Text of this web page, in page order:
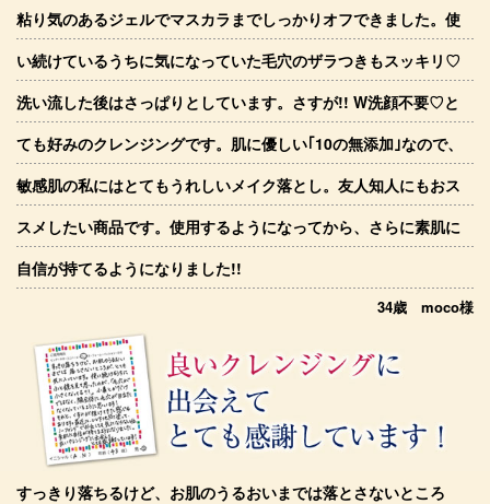
粘り気のあるジェルでマスカラまでしっかりオフできました。使
い続けているうちに気になっていた毛穴のザラつきもスッキリ♡
洗い流した後はさっぱりとしています。さすが!! W洗顔不要♡と
ても好みのクレンジングです。肌に優しい｢10の無添加｣なので、
敏感肌の私にはとてもうれしいメイク落とし。友人知人にもおス
スメしたい商品です。使用するようになってから、さらに素肌に
自信が持てるようになりました!!
34歳 moco様
すっきり落ちるけど、お肌のうるおいまでは落とさないところ